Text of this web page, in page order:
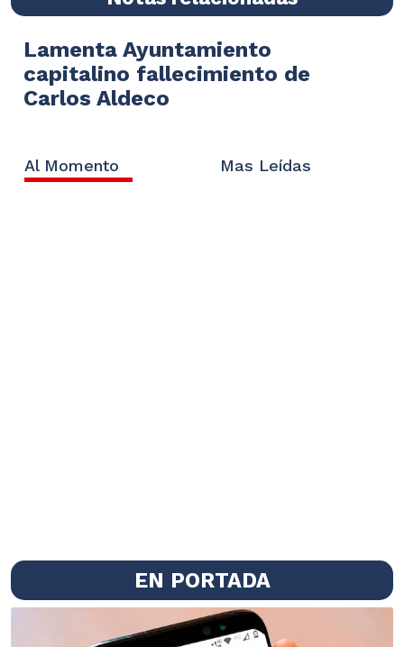
Lamenta Ayuntamiento
capitalino fallecimiento de
Carlos Aldeco
Al Momento Mas Leídas
EN PORTADA